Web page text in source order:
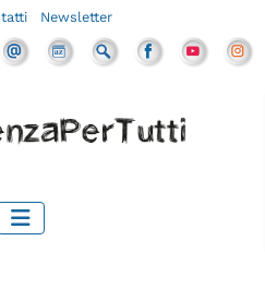
Newsletter